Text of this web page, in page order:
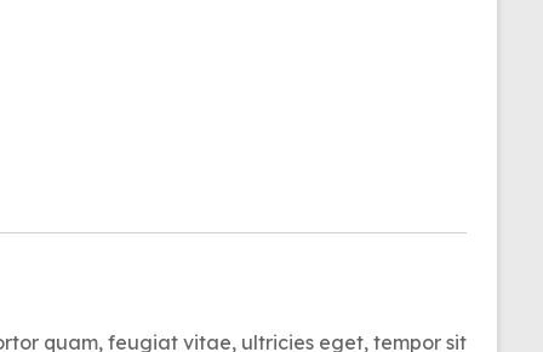
quam, feugiat vitae, ultricies eget, tempor sit